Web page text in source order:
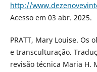
http://
Acesso em 03 abr. 2025.
PRATT, Mary Louise. Os
e transculturação.
revisão técnica Maria H.